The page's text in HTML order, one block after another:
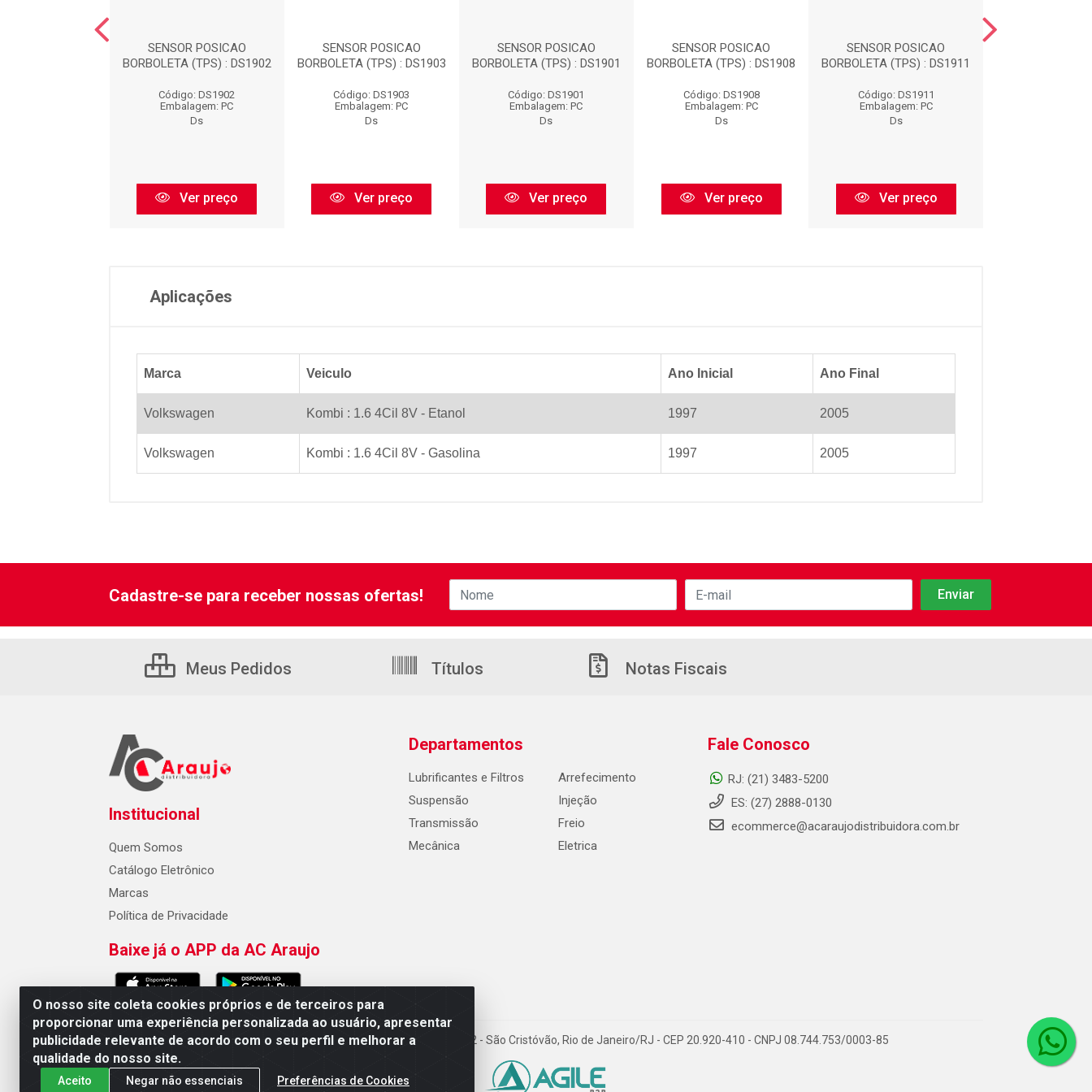
SENSOR POSICAO
BORBOLETA (TPS) : DS1902
Código: DS1902
Embalagem: PC
Ds
Ver preço
SENSOR POSICAO
BORBOLETA (TPS) : DS1903
Código: DS1903
Embalagem: PC
Ds
Ver preço
SENSOR POSICAO
BORBOLETA (TPS) : DS1901
Código: DS1901
Embalagem: PC
Ds
Ver preço
SENSOR POSICAO
BORBOLETA (TPS) : DS1908
Código: DS1908
Embalagem: PC
Ds
Ver preço
SENSOR POSICAO
BORBOLETA (TPS) : DS1911
Código: DS1911
Embalagem: PC
Ds
Ver preço
Aplicações
Marca Veiculo Ano Inicial Ano Final
Volkswagen Kombi : 1.6 4Cil 8V - Etanol 1997 2005
Volkswagen Kombi : 1.6 4Cil 8V - Gasolina 1997 2005
O nosso site coleta cookies próprios e de terceiros para
proporcionar uma experiência personalizada ao usuário, apresentar
publicidade relevante de acordo com o seu perfil e melhorar a
qualidade do nosso site.
Aceito Negar não essenciais Preferências de Cookies
Cadastre-se para receber nossas ofertas!
Meus Pedidos Títulos Notas Fiscais
Institucional
Quem Somos
Catálogo Eletrônico
Marcas
Política de Privacidade
Baixe já o APP da AC Araujo
Departamentos
Lubrificantes e Filtros
Suspensão
Transmissão
Mecânica
Arrefecimento
Injeção
Freio
Eletrica
Fale Conosco
RJ: (21) 3483-5200
ES: (27) 2888-0130
ecommerce@acaraujodistribuidora.com.br
AC Araujo Distribuidora - Rua Carneiro de Campos, 42 - São Cristóvão, Rio de Janeiro/RJ - CEP 20.920-410 - CNPJ 08.744.753/0003-85